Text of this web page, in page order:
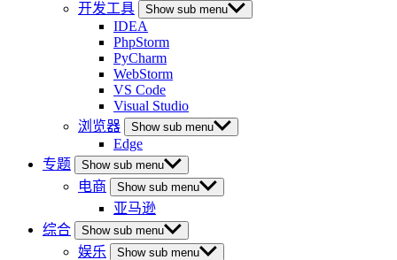
开发工具
Show sub menu
IDEA
PhpStorm
PyCharm
WebStorm
VS Code
Visual Studio
浏览器
Show sub menu
Edge
专题
Show sub menu
电商 Show sub menu
亚马逊
综合
Show sub menu
娱乐 Show sub menu